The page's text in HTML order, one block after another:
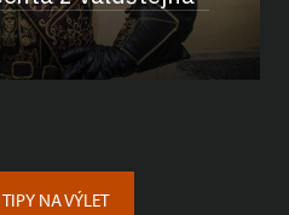
NA VÝLET